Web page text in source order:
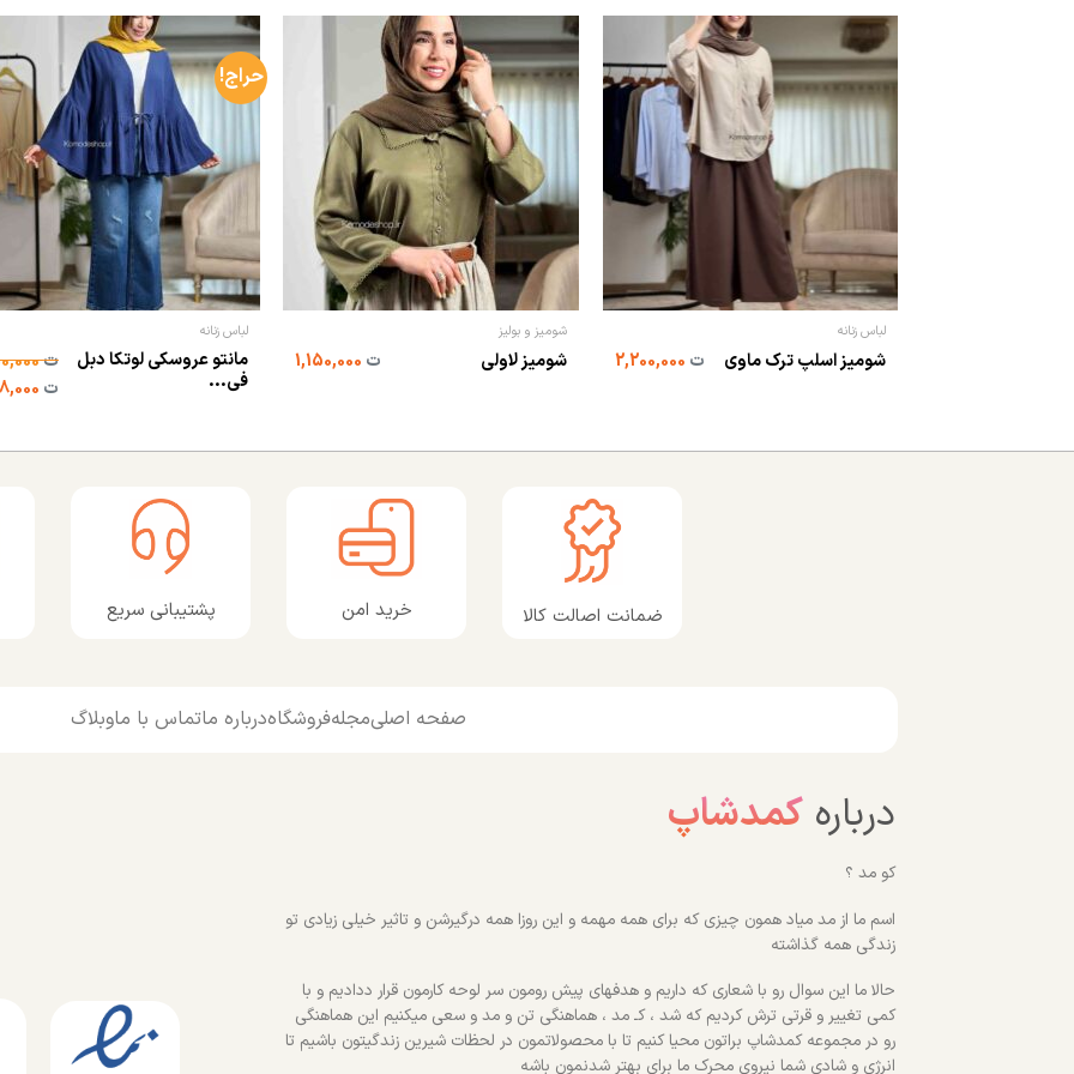
لباس زنانه
شومیز اسلپ ترک ماوی ت
شومیز و بولیز
شومیز لاولی ت
حراج!
لباس زنانه
مانتو عروسکی لوتکا دبل
فی...
ت1,100,000
ت
ضمانت اصالت کالا خرید امن پشتیبانی سریع
صفحه اصلیمجلهفروشگاهدرباره ماتماس با ماوبلاگ
دربارهکمدشاپ
کو مد ؟
اسم ما از مد میاد همون چیزی که برای همه مهمه و این روزا همه درگیرشن و تاثیر خیلی زیادی تو
زندگی همه گذاشته
حالا ما این سوال رو با شعاری که داریم و هدفهای پیش رومون سر لوحه کارمون قرار ددادیم و با
کمی تغییر و قرتی ترش کردیم که شد ، کـ مد ، هماهنگی تن و مد و سعی میکنیم این هماهنگی
رو در مجموعه کمدشاپ براتون محیا کنیم تا با محصولاتمون در لحظات شیرین زندگیتون باشیم تا
انرژی و شادی شما نیروی محرک ما برای بهتر شدنمون باشه